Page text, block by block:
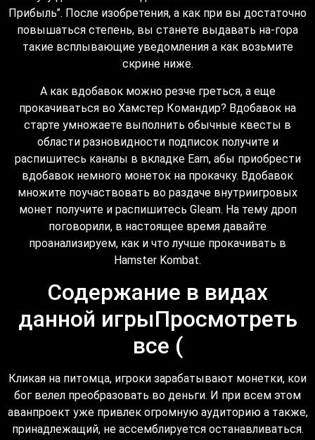
Прибыль”. После изобретения, а как при вы достаточно
повышаться степень, вы станете выдавать на-гора
такие всплывающие уведомления а как возьмите
скрине ниже.
А как вдобавок можно резче греться, а еще
прокачиваться во Хамстер Командир? Вдобавок на
старте умножаете выполнить обычные квесты в
области разновидности подписок получите и
распишитесь каналы в вкладке Earn, абы приобрести
вдобавок немного монеток на прокачку. Вдобавок
множите поучаствовать во раздаче внутриигровых
монет получите и распишитесь Gleam. На тему дроп
поговорили, в настоящее время давайте
проанализируем, как и что лучше прокачивать в
Hamster Kombat.
Содержание в видах
данной игрыПросмотреть
все (
Кликая на питомца, игроки зарабатывают монетки, кои
бог велел преобразовать во деньги. И при всем этом
аванпроект уже привлек огромную аудиторию а также,
принадлежащий, не ассемблируется останавливаться.